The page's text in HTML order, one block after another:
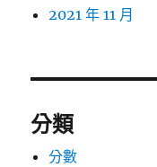
2021 年 11 月
分類
分數